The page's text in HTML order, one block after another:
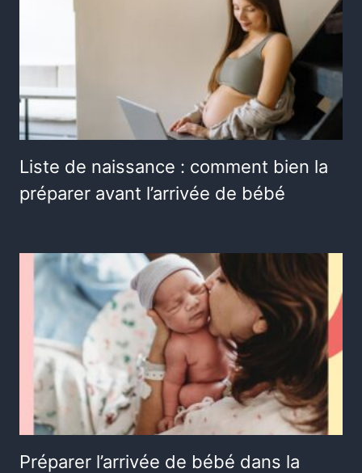
Liste de naissance : comment bien la
préparer avant l’arrivée de bébé
Préparer l’arrivée de bébé dans la